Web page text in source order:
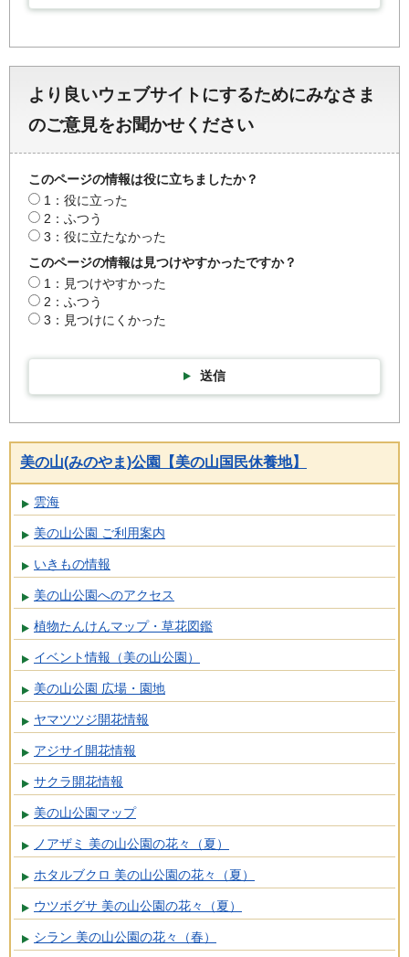
より良いウェブサイトにするためにみなさま
のご意見をお聞かせください
このページの情報は役に立ちましたか？
1：役に立った
2：ふつう
3：役に立たなかった
このページの情報は見つけやすかったですか？
1：見つけやすかった
2：ふつう
3：見つけにくかった
送信
美の山(みのやま)公園【美の山国民休養地】
雲海
美の山公園 ご利用案内
いきもの情報
美の山公園へのアクセス
植物たんけんマップ・草花図鑑
イベント情報（美の山公園）
美の山公園 広場・園地
ヤマツツジ開花情報
アジサイ開花情報
サクラ開花情報
美の山公園マップ
ノアザミ 美の山公園の花々（夏）
ホタルブクロ 美の山公園の花々（夏）
ウツボグサ 美の山公園の花々（夏）
シラン 美の山公園の花々（春）